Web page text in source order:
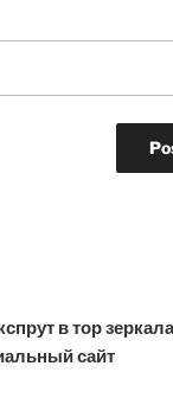
в тор
сайт